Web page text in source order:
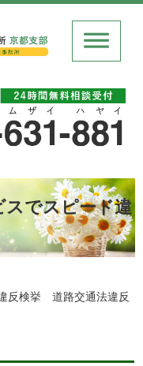
スでスピード違
反検挙 道路交通法違反